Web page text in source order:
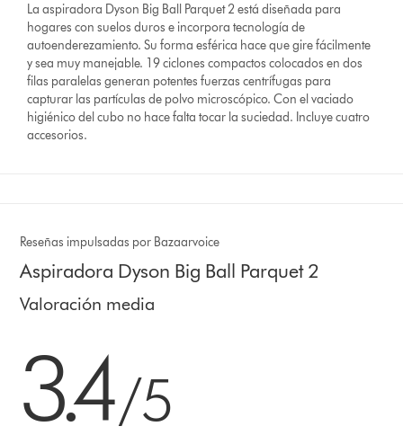
La aspiradora Dyson Big Ball Parquet 2 está diseñada para
hogares con suelos duros e incorpora tecnología de
autoenderezamiento. Su forma esférica hace que gire fácilmente
y sea muy manejable. 19 ciclones compactos colocados en dos
filas paralelas generan potentes fuerzas centrífugas para
capturar las partículas de polvo microscópico. Con el vaciado
higiénico del cubo no hace falta tocar la suciedad. Incluye cuatro
accesorios.
Reseñas impulsadas por Bazaarvoice
Aspiradora Dyson Big Ball Parquet 2
Valoración media
3.4/5